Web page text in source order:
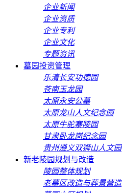
企业新闻
企业资质
企业专利
企业文化
专题资讯
墓园投资管理
乐清长安功德园
苍南玉龙园
太原永安公墓
太原龙山人文纪念园
太原牛驼寨陵园
甘肃卧龙岗纪念园
贵州遵义双狮山人文园
新老陵园规划与改造
陵园整体规划
老墓区改造与葬景营造